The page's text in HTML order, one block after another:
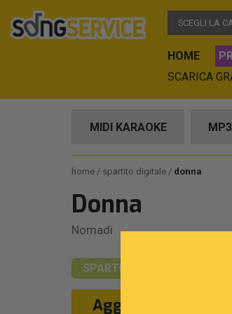
SCEGLI LA
HOME
SCARICA
MIDI KARAOKE
home spartito digitale donna
Donna
Nomadi
SPARTITO DIGITALE
Aggiungi al Carrello